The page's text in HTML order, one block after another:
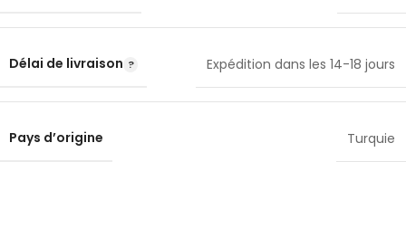
Délai de livraison Expédition dans les 14-18 jours
Pays d’origine Turquie